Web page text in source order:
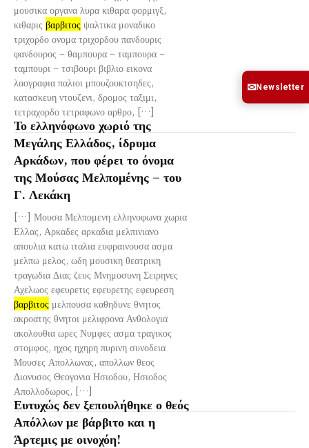
μουσικα οργανα λυρα κιθαρα φορμιγξ,
κιθαρις βαρβιτος ψαλτικα μοναδικο
τριχορδο ονομα τριχορδου πανδουρις
φανδουρος – θαμπουρα – ταμπουρα –
ταμπουρι – τσιβουρι βιβλιο εικονα
λαογραφια παλιοι μπουζουκτσηδες,
κατασκευη ντουζενι, δρομος ταξιμι,
τετραχορδο τετραφωνο αρθρο, […]
Το ελληνόφωνο χωριό της
Μεγάλης Ελλάδος, ίδρυμα
Αρκάδων, που φέρει το όνομα
της Μούσας Μελπομένης – του
Γ. Λεκάκη
[…] Μουσα Μελπομενη ελληνοφωνα χωρια
Ελλας, Αρκαδες αρκαδια μελπινιανο
απουλια κατω ιταλια ευφραινουσα ασμα
μελπω μελος, ωδη μουσικη θεατρικη
τραγωδια Διας ζευς Μνημοσυνη Σειρηνες
Αχελωος εφευρετις εφευρετης εφευρεση
βαρβιτος μελπουσα καθηδυνε θνητος
ακροατης θνητοι μελιφρονα Ανθολογια
ακολουθια ωρες Νυμφες ασμα τραγικος
στομφος, ηχος ηχηρη πυρινη συνοδεια
Μουσες Απολλωνας, απολλων θεος
Διονυσος Θεογονια Ησιοδου, Ησιοδος
Απολλοδωρος, […]
Ευτυχώς δεν ξεπουλήθηκε ο θεός
Απόλλων με βάρβιτο και η
Άρτεμις με οινοχόη!
✉Newsletter